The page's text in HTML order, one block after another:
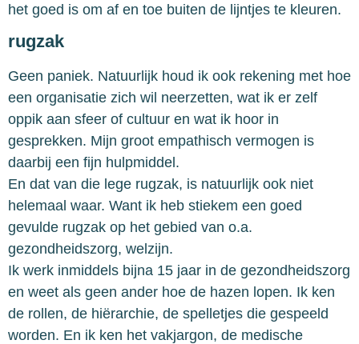
het goed is om af en toe buiten de lijntjes te kleuren.
rugzak
Geen paniek. Natuurlijk houd ik ook rekening met hoe
een organisatie zich wil neerzetten, wat ik er zelf
oppik aan sfeer of cultuur en wat ik hoor in
gesprekken. Mijn groot empathisch vermogen is
daarbij een fijn hulpmiddel.
En dat van die lege rugzak, is natuurlijk ook niet
helemaal waar. Want ik heb stiekem een goed
gevulde rugzak op het gebied van o.a.
gezondheidszorg, welzijn.
Ik werk inmiddels bijna 15 jaar in de gezondheidszorg
en weet als geen ander hoe de hazen lopen. Ik ken
de rollen, de hiërarchie, de spelletjes die gespeeld
worden. En ik ken het vakjargon, de medische